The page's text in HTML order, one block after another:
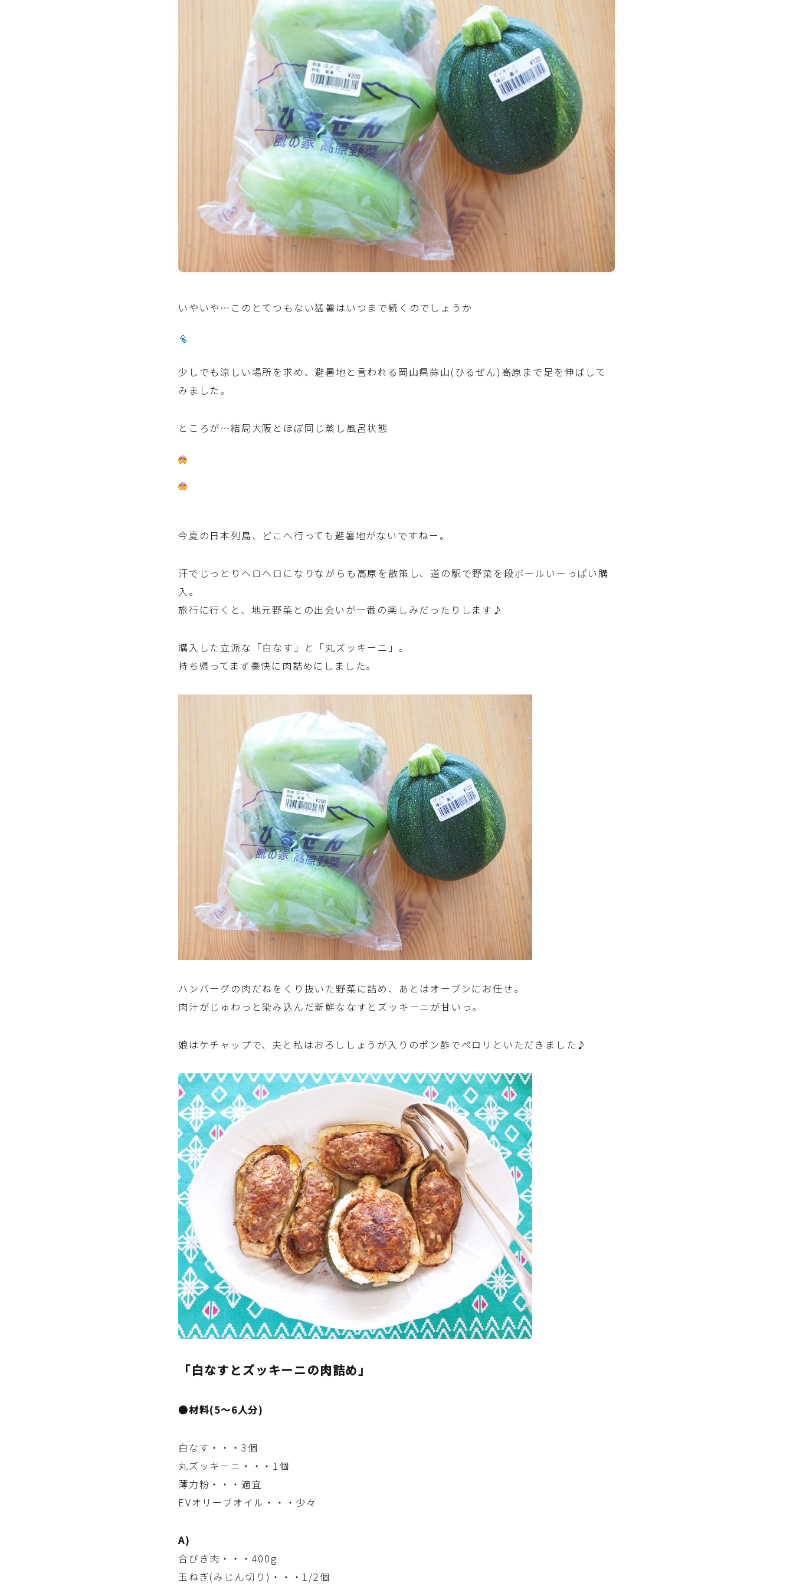
ひき肉料理
魚介料理
卵料理
野菜料理(ブロッコリー・カリフラワー・パプ
リカ・菜の花・その他)
野菜料理(きゅうり・なす・トマト・ピーマン・
かぼちゃ・ゴーヤ)
野菜料理(キャベツ・白菜・ほうれん草・レタ
ス・小松菜・にら)
野菜料理(ズッキーニ・コーン・いんげん・そ
んこん・ビーツ)
パン・パンケーキ・スコーン・食事パイ・ケー
米/ご飯料理・もち料理
麺料理(パスタ・うどん・そうめん・春雨な
ど)
ハム・ベーコン・ソーセー・・スパム・チーズ
料理
豆腐・厚揚げ・油揚げ・納豆・豆類・豆製品
料理
缶詰料理(ツナ・サバ・いわし・ホタテ貝柱・
コーン等)
行事食(おせち・ハロウィン・クリスマス・雛
祭り・子供の日・七夕等)
お弁当
漬物・ピクルス・保存食・発酵食品
圧力鍋使用の料理
ソース・ドレッシング・たれ・ディップ類
ドリンク・シロップ・ジャム類
その他食材
テーブルコーディネート・食器・調理器具
住・インテリア・小物・植物
離乳食・キッズメニュー
育児徒然
その他徒然
いやいや…このとてつもない猛暑はいつまで続くのでしょうか
少しでも涼しい場所を求め、避暑地と言われる岡山県蒜山(ひるぜん)高原まで足を伸ばして
みました。
ところが…結局大阪とほぼ同じ蒸し風呂状態
今夏の日本列島、どこへ行っても避暑地がないですねー。
汗でじっとりヘロヘロになりながらも高原を散策し、道の駅で野菜を段ボールいーっぱい購
入。
旅行に行くと、地元野菜との出会いが一番の楽しみだったりします♪
購入した立派な「白なす」と「丸ズッキーニ」。
持ち帰ってまず豪快に肉詰めにしました。
ハンバーグの肉だねをくり抜いた野菜に詰め、あとはオーブンにお任せ。
肉汁がじゅわっと染み込んだ新鮮ななすとズッキーニが甘いっ。
娘はケチャップで、夫と私はおろししょうが入りのポン酢でペロリといただきました♪
「白なすとズッキーニの肉詰め」
●材料(5〜6人分)
白なす・・・3個
丸ズッキーニ・・・1個
薄力粉・・・適宜
EVオリーブオイル・・・少々
A)
合びき肉・・・400g
玉ねぎ(みじん切り)・・・1/2個